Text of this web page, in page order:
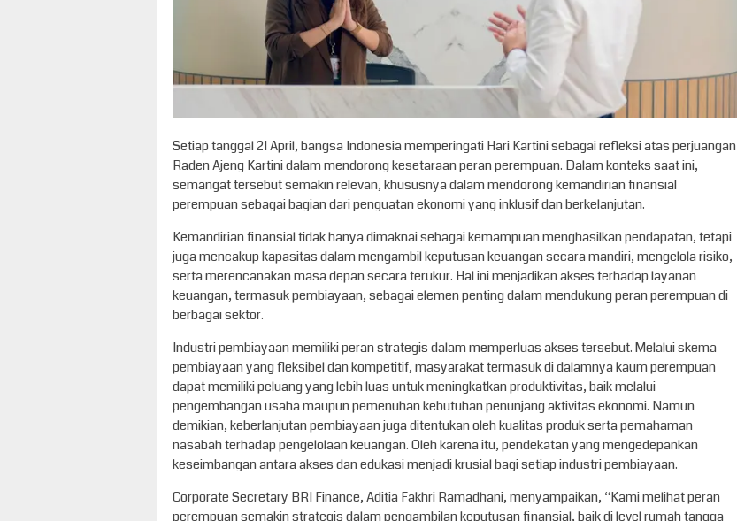
Setiap tanggal 21 April, bangsa Indonesia memperingati Hari Kartini sebagai refleksi atas perjuangan
Raden Ajeng Kartini dalam mendorong kesetaraan peran perempuan. Dalam konteks saat ini,
semangat tersebut semakin relevan, khususnya dalam mendorong kemandirian finansial
perempuan sebagai bagian dari penguatan ekonomi yang inklusif dan berkelanjutan.
Kemandirian finansial tidak hanya dimaknai sebagai kemampuan menghasilkan pendapatan, tetapi
juga mencakup kapasitas dalam mengambil keputusan keuangan secara mandiri, mengelola risiko,
serta merencanakan masa depan secara terukur. Hal ini menjadikan akses terhadap layanan
keuangan, termasuk pembiayaan, sebagai elemen penting dalam mendukung peran perempuan di
berbagai sektor.
Industri pembiayaan memiliki peran strategis dalam memperluas akses tersebut. Melalui skema
pembiayaan yang fleksibel dan kompetitif, masyarakat termasuk di dalamnya kaum perempuan
dapat memiliki peluang yang lebih luas untuk meningkatkan produktivitas, baik melalui
pengembangan usaha maupun pemenuhan kebutuhan penunjang aktivitas ekonomi. Namun
demikian, keberlanjutan pembiayaan juga ditentukan oleh kualitas produk serta pemahaman
nasabah terhadap pengelolaan keuangan. Oleh karena itu, pendekatan yang mengedepankan
keseimbangan antara akses dan edukasi menjadi krusial bagi setiap industri pembiayaan.
Corporate Secretary BRI Finance, Aditia Fakhri Ramadhani, menyampaikan, “Kami melihat peran
perempuan semakin strategis dalam pengambilan keputusan finansial, baik di level rumah tangga